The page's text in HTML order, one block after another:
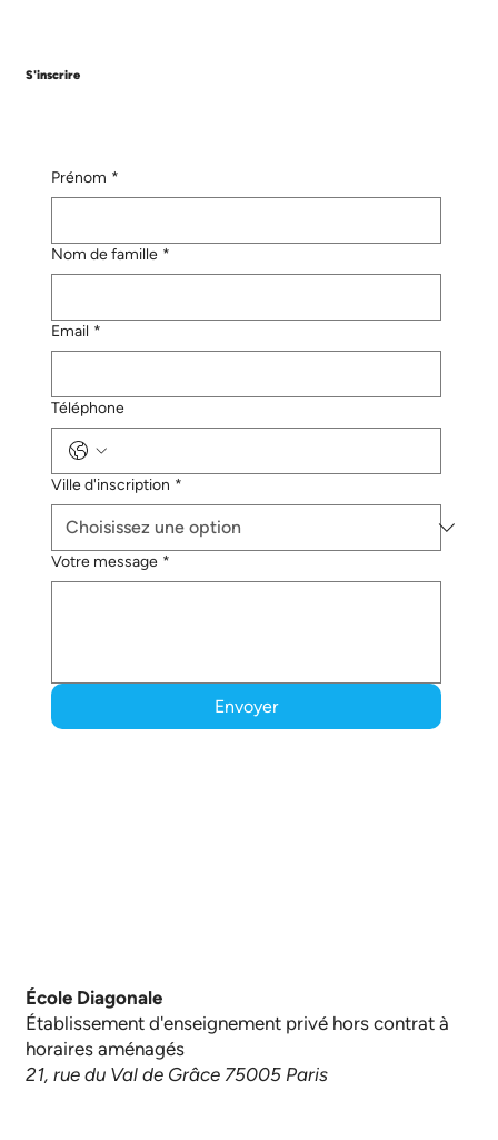
École Diagonale
Établissement d'enseignement privé hors contrat à
horaires aménagés
21, rue du Val de Grâce 75005 Paris
Prénom *
Nom de famille *
Email *
Téléphone
Ville d'inscription *
Votre message *
Envoyer
S'inscrire